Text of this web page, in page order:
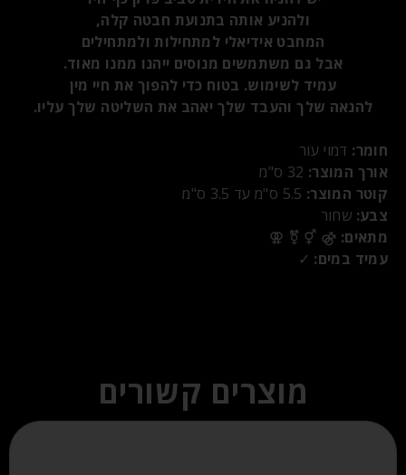
ולהניע אותה בתנועת חבטה קלה,
המחבט אידיאלי למתחילות ולמתחילים
אבל גם משתמשים מנוסים ייהנו ממנו מאוד.
עמיד לשימוש. בטוח כדי להפוך את חיי מין
להנאה שלך והעבד שלך יאהב את השליטה שלך עליו.
חומר: דמוי עור
אורך המוצר: 32 ס"מ
קוטר המוצר: 5.5 ס"מ עד 3.5 ס"מ
צבע: שחור
מתאים: ⚣ ⚥ ⚧ ⚢
עמיד במים: ✓
מוצרים קשורים